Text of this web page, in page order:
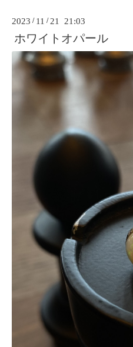
2023 / 11 / 21 21:03
ホワイトオパール